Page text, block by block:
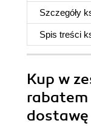
Szczegóły
Spis treści
Kup w
rabatem
dostawę